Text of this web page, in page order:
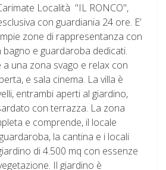
Località "IL RONCO",
con guardiania 24 ore. E’
zone di rappresentanza con
e guardaroba dedicati.
una zona svago e relax con
e sala cinema. La villa è
entrambi aperti al giardino,
con terrazza. La zona
e comprende, il locale
la cantina e i locali
di 4.500 mq con essenze
Il giardino è